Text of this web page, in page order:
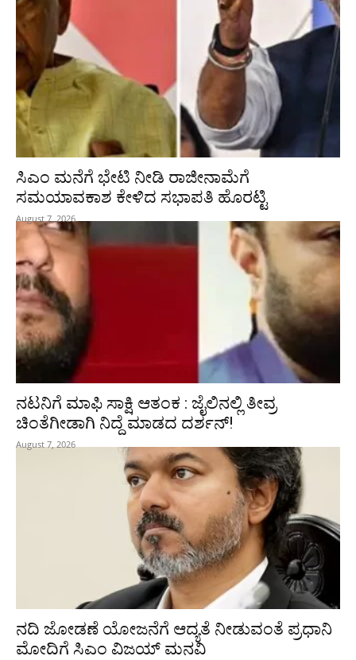
ಸಿಎಂ ಮನೆಗೆ ಭೇಟಿ ನೀಡಿ ರಾಜೀನಾಮೆಗೆ
ಸಮಯಾವಕಾಶ ಕೇಳಿದ ಸಭಾಪತಿ ಹೊರಟ್ಟಿ
August 7, 2026
ನಟನಿಗೆ ಮಾಫಿ ಸಾಕ್ಷಿ ಆತಂಕ : ಜೈಲಿನಲ್ಲಿ ತೀವ್ರ
ಚಿಂತೆಗೀಡಾಗಿ ನಿದ್ದೆ ಮಾಡದ ದರ್ಶನ್!
August 7, 2026
ನದಿ ಜೋಡಣೆ ಯೋಜನೆಗೆ ಆದ್ಯತೆ ನೀಡುವಂತೆ ಪ್ರಧಾನಿ
ಮೋದಿಗೆ ಸಿಎಂ ವಿಜಯ್‌ ಮನವಿ